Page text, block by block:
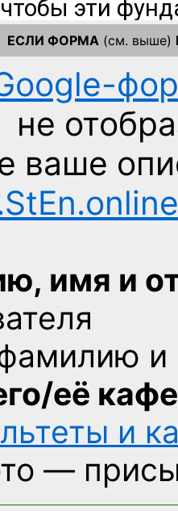
ЕСЛИ ФОРМА (см. выше)
не
ваше
имя и
её
и
—